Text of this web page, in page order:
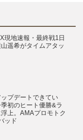
現地速報・最終戦1日
遥希がタイムアタッ
ップデートできてい
初のヒート優勝&ラ
上。AMAプロモトク
ッド